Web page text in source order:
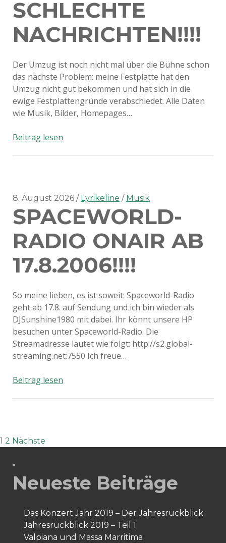
SCHLECHTE
NACHRICHTEN!!!!
Der Umzug ist noch nicht mal über die Bühne schon
das nächste Problem: meine Festplatte hat den
Umzug nicht gut bekommen und hat sich in die
ewige Festplattengründe verabschiedet. Alle Daten
wie Musik, Bilder, Homepages…
Beitrag lesenSchlechte
8. August 2026 Lyrikeline Musik
SPACEWORLD-
RADIO ONAIR AB
17.8.2006!!!!
So meine lieben, es ist soweit: Spaceworld-Radio
geht ab 17.8. auf Sendung und ich bin wieder als
DJSunshine1980 mit dabei. Ihr könnt unsere HP
besuchen unter Spaceworld-Radio. Die
Streamadresse lautet wie folgt: http://s2.global-
streaming.net:7550 Ich freue…
Beitrag lesenSpaceworld-
Seitennummerierung
der
Beiträge
1 2 Nächste
Neueste Beiträge
Das Konzert Jahr 2019 – Der Jahresrückblick
Jahresrückblick 2019 – Teil 1
Valpiana und Massa Marritima